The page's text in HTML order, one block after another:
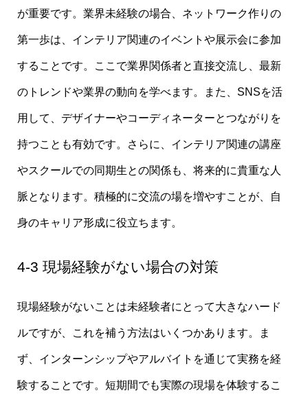
が重要です。業界未経験の場合、ネットワーク作りの
第一歩は、インテリア関連のイベントや展示会に参加
することです。ここで業界関係者と直接交流し、最新
のトレンドや業界の動向を学べます。また、SNSを活
用して、デザイナーやコーディネーターとつながりを
持つことも有効です。さらに、インテリア関連の講座
やスクールでの同期生との関係も、将来的に貴重な人
脈となります。積極的に交流の場を増やすことが、自
身のキャリア形成に役立ちます。
4-3 現場経験がない場合の対策
現場経験がないことは未経験者にとって大きなハード
ルですが、これを補う方法はいくつかあります。ま
ず、インターンシップやアルバイトを通じて実務を経
験することです。短期間でも実際の現場を体験するこ